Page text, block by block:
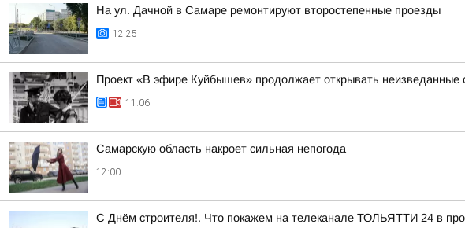
На ул. Дачной в Самаре ремонтируют второстепенные проезды
12:25
Проект «В эфире Куйбышев» продолжает открывать неизведанные
11:06
Самарскую область накроет сильная непогода
12:00
С Днём строителя!. Что покажем на телеканале ТОЛЬЯТТИ 24 в